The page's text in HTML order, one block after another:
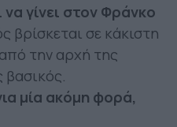
να γίνει στον Φράνκο
βρίσκεται σε κάκιστη
την αρχή της
βασικός.
μία ακόμη φορά,